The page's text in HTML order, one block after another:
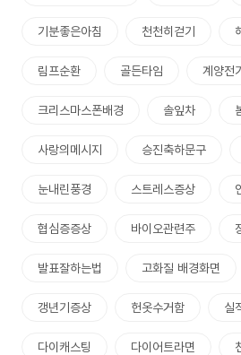
기분좋은아침 천천히걷기
림프순환 골든타임 계양전기
크리스마스폰배경 솔잎차
사랑의메시지 승진축하문구
눈내린풍경 스트레스증상
협심증증상 바이오관련주
발표잘하는법 고화질 배경화면
갱년기증상 헌옷수거함 실
다이캐스팅 다이어트라면